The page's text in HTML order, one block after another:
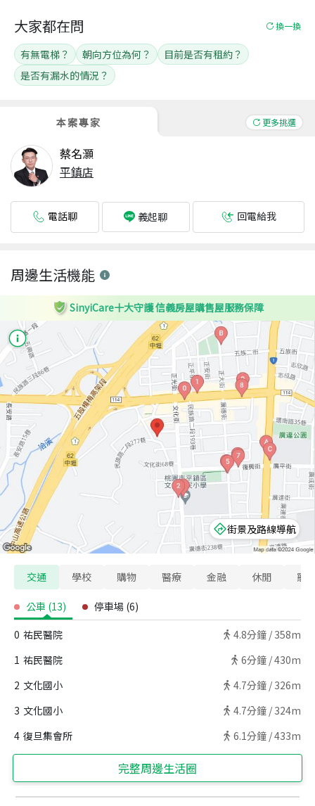
本案專家 更多挑選
蔡名灝
平鎮店
電話聊 義起聊 回電給我
大家都在問 換一換
有無電梯？ 朝向方位為何？
目前是否有租約？
是否有漏水的情況？
周邊生活機能
SinyiCare十大守護 信義房屋購售屋服務保障
街景及路線導航
交通 學校 購物 醫療 金融 休閒 寵
公車 (13) 停車場 (6)
0 祐民醫院 4.8分鐘 / 358m
1 祐民醫院 6分鐘 /430m
2 文化國小 4.7分鐘 / 326m
3 文化國小 4.7分鐘 / 324m
4 復旦集會所 6.1分鐘 /433m
完整周邊生活圈